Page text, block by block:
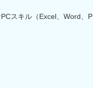
スキル（Excel、Word、P